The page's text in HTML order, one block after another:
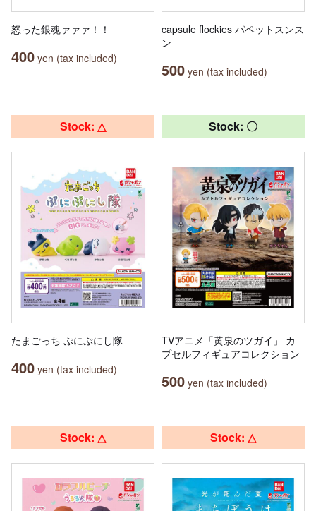
怒った銀魂ァァァ！！
400 yen (tax included)
capsule flockies パペットスンス
ン
500 yen (tax included)
Stock: △
たまごっち ぷにぷにし隊
400 yen (tax included)
Stock: 〇
TVアニメ「黄泉のツガイ」 カ
プセルフィギュアコレクション
500 yen (tax included)
Stock: △ Stock: △